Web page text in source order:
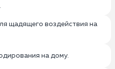
щадящего воздействия на
на дому.